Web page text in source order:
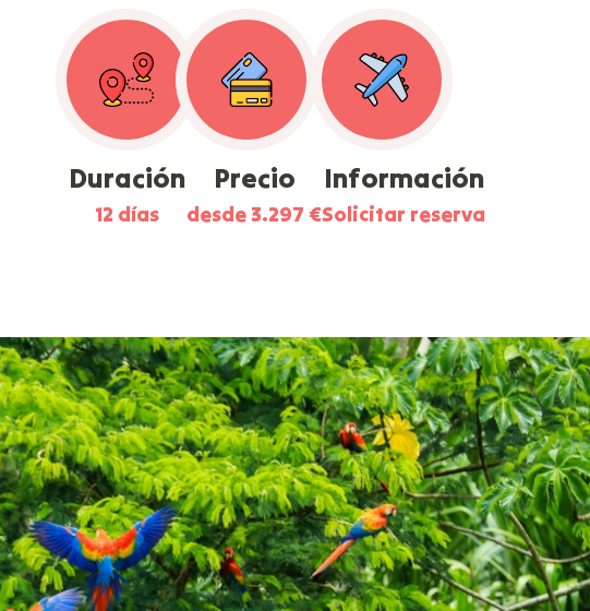
Duración
12 días
Precio
desde 3.297 €
Información
Solicitar reserva